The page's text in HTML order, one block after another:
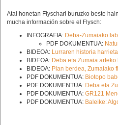
Atal honetan Flyschari buruzko beste
mucha información sobre el Flysch:
INFOGRAFIA: Deba-Zumaiako
PDF DOKUMENTUA:
BIDEOA: Lurraren historia
BIDEOA: Deba eta Zumaia
BIDEOA: Plan berdea, Zumaiako
PDF DOKUMENTUA: Biotopo
PDF DOKUMENTUA: Deba eta
PDF DOKUMENTUA: GR121
PDF DOKUMENTUA: Baleike: